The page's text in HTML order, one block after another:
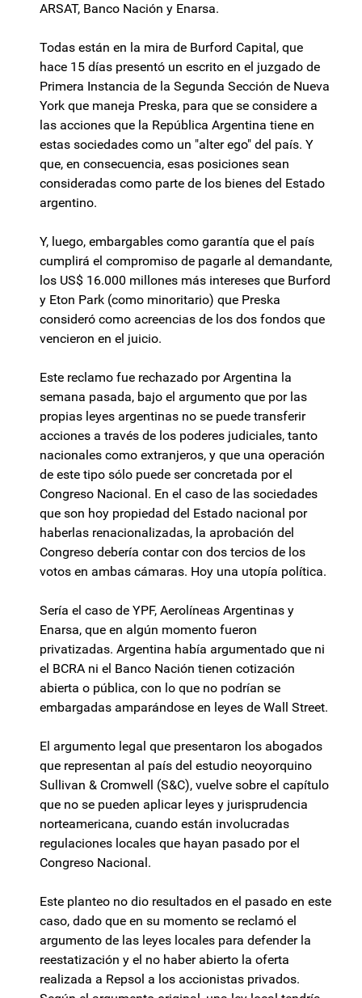
ARSAT, Banco Nación y Enarsa.
Todas están en la mira de Burford Capital, que
hace 15 días presentó un escrito en el juzgado de
Primera Instancia de la Segunda Sección de Nueva
York que maneja Preska, para que se considere a
las acciones que la República Argentina tiene en
estas sociedades como un "alter ego" del país. Y
que, en consecuencia, esas posiciones sean
consideradas como parte de los bienes del Estado
argentino.
Y, luego, embargables como garantía que el país
cumplirá el compromiso de pagarle al demandante,
los US$ 16.000 millones más intereses que Burford
y Eton Park (como minoritario) que Preska
consideró como acreencias de los dos fondos que
vencieron en el juicio.
Este reclamo fue rechazado por Argentina la
semana pasada, bajo el argumento que por las
propias leyes argentinas no se puede transferir
acciones a través de los poderes judiciales, tanto
nacionales como extranjeros, y que una operación
de este tipo sólo puede ser concretada por el
Congreso Nacional. En el caso de las sociedades
que son hoy propiedad del Estado nacional por
haberlas renacionalizadas, la aprobación del
Congreso debería contar con dos tercios de los
votos en ambas cámaras. Hoy una utopía política.
Sería el caso de YPF, Aerolíneas Argentinas y
Enarsa, que en algún momento fueron
privatizadas. Argentina había argumentado que ni
el BCRA ni el Banco Nación tienen cotización
abierta o pública, con lo que no podrían se
embargadas amparándose en leyes de Wall Street.
El argumento legal que presentaron los abogados
que representan al país del estudio neoyorquino
Sullivan & Cromwell (S&C), vuelve sobre el capítulo
que no se pueden aplicar leyes y jurisprudencia
norteamericana, cuando están involucradas
regulaciones locales que hayan pasado por el
Congreso Nacional.
Este planteo no dio resultados en el pasado en este
caso, dado que en su momento se reclamó el
argumento de las leyes locales para defender la
reestatización y el no haber abierto la oferta
realizada a Repsol a los accionistas privados.